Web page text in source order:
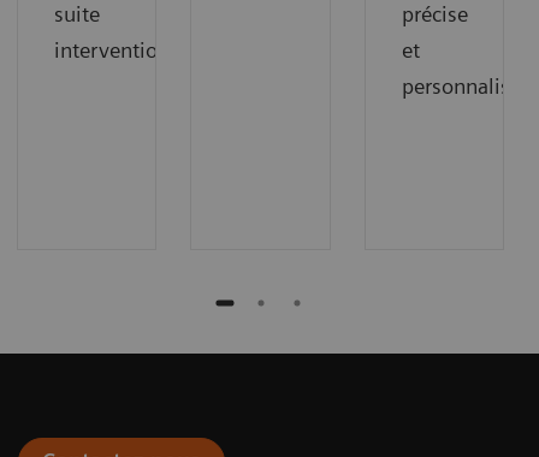
suite
interventionnelle
précise
et
personnalisée.